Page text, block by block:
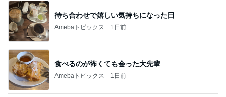
待ち合わせで嬉しい気持ちになった日
Amebaトピックス 1日前
食べるのが怖くても会った大先輩
Amebaトピックス 1日前